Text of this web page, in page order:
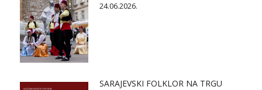
24.06.2026.
SARAJEVSKI FOLKLOR NA TRGU